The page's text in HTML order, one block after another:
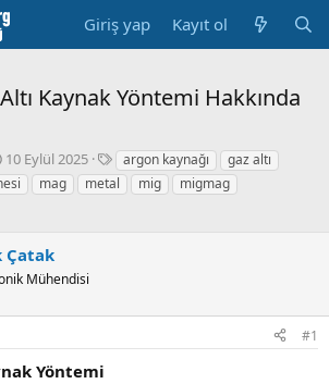
Giriş yap Kayıt ol
Kaynak Yöntemi Hakkında
B
a
ş
m
a
a
i
h
10 Eylül 2025
E
t
i
r
argon kaynağı
gaz altı
mag metal mig
migmag
Çatak
Mühendisi
#1
Yöntemi